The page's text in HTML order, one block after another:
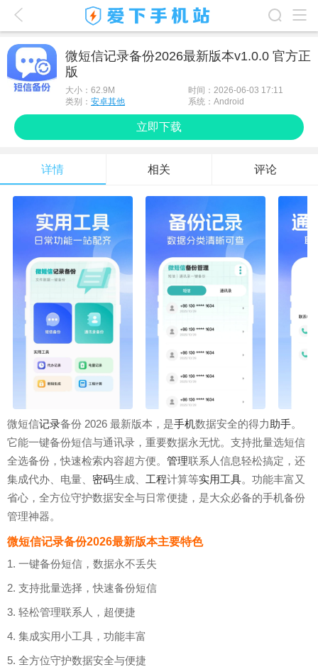
最新游戏
游戏攻略
微短信记录备份2026最新版本v1.0.0 官方正
版
大小： 62.9M
时间：2026-06-03 17:11
类别： 安卓其他 系统：Android
立即下载
详情 相关 评论
微短信记录备份 2026 最新版本，是手机数据安全的得力助手。
它能一键备份短信与通讯录，重要数据永无忧。支持批量选短信
全选备份，快速检索内容超方便。 管理联系人信息轻松搞定，还
集成代办、电量、 密码生成、 工程计算等实用工具。功能丰富又
省心，全方位守护数据安全与日常便捷，是大众必备的手机备份
管理神器。
微短信记录备份2026最新版本主要特色
1. 一键备份短信，数据永不丢失
2. 支持批量选择，快速备份短信
3. 轻松管理联系人，超便捷
4. 集成实用小工具，功能丰富
5. 全方位守护数据安全与便捷